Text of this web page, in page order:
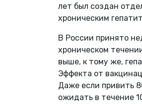
лет был создан
хроническим
В России принято
хроническом
выше, к тому же,
Эффекта от
Даже если привить
ожидать в течение